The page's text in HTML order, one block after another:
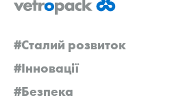
#Сталий розвиток
#Інновації
#Безпека